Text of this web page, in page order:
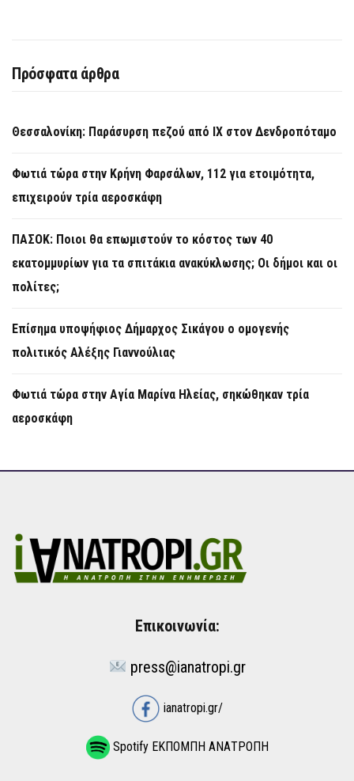
Πρόσφατα άρθρα
Θεσσαλονίκη: Παράσυρση πεζού από ΙΧ στον Δενδροπόταμο
Φωτιά τώρα στην Κρήνη Φαρσάλων, 112 για ετοιμότητα,
επιχειρούν τρία αεροσκάφη
ΠΑΣΟΚ: Ποιοι θα επωμιστούν το κόστος των 40
εκατομμυρίων για τα σπιτάκια ανακύκλωσης; Οι δήμοι και οι
πολίτες;
Επίσημα υποψήφιος Δήμαρχος Σικάγου ο ομογενής
πολιτικός Αλέξης Γιαννούλιας
Φωτιά τώρα στην Aγία Μαρίνα Ηλείας, σηκώθηκαν τρία
αεροσκάφη
Επικοινωνία:
press@ianatropi.gr
ianatropi.gr/
Spotify ΕΚΠΟΜΠΗ ΑΝΑΤΡΟΠΗ